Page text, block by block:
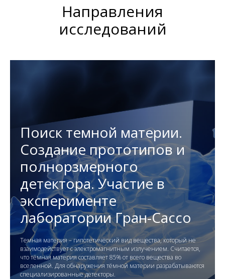
Направления
исследований
Поиск темной материи.
Создание прототипов и
полнорзмерного
детектора. Участие в
эксперименте
лаборатории Гран-Сассо
Темная материя – гипотетический вид вещества, который не
взаимодействует с электромагнитным излучением. Считается,
что тёмная материя составляет 85% от всего вещества во
вселенной. Для обнаружения тёмной материи разрабатываются
специализированные детекторы.